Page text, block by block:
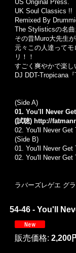
US Original Press.
UK Soul Classics !!
Remixed By
The Stylisticsの名曲
その昔Muro大先生
元々この人達って
リ！！
すごく爽やかで楽し
DJ DDT-Tropicana
(Side A)
01. You'll Never
(試聴) http://
02. You'll Never Get
(Side B)
01. You'll Never Get
02. You'll Never Get
ラバーズレゲエ グ
54-46 - You'll
販売価格: 2,200